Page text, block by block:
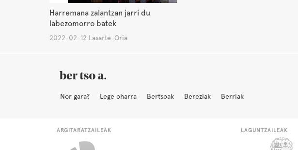
Harremana zalantzan jarri du
labezomorro batek
2022-02-12 Lasarte-Oria
Nor gara? Lege oharra Bertsoak Bereziak Berriak
ARGITARATZAILEAK LAGUNTZAILEAK